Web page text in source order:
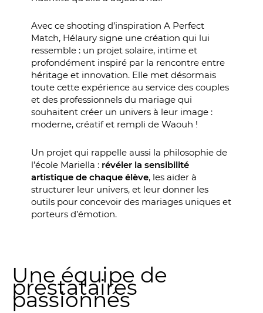
Avec ce shooting d’inspiration A Perfect
Match, Hélaury signe une création qui lui
ressemble : un projet solaire, intime et
profondément inspiré par la rencontre entre
héritage et innovation. Elle met désormais
toute cette expérience au service des couples
et des professionnels du mariage qui
souhaitent créer un univers à leur image :
moderne, créatif et rempli de Waouh !
Un projet qui rappelle aussi la philosophie de
l’école Mariella : révéler la sensibilité
artistique de chaque élève, les aider à
structurer leur univers, et leur donner les
outils pour concevoir des mariages uniques et
porteurs d’émotion.
Une équipe de
prestataires
passionnés